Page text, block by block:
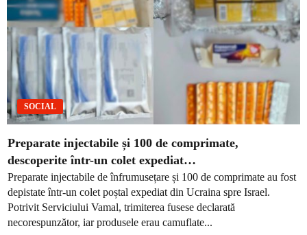
SOCIAL
Preparate injectabile și 100 de comprimate,
descoperite într-un colet expediat…
Preparate injectabile de înfrumusețare și 100 de comprimate au fost
depistate într-un colet poștal expediat din Ucraina spre Israel.
Potrivit Serviciului Vamal, trimiterea fusese declarată
necorespunzător, iar produsele erau camuflate...